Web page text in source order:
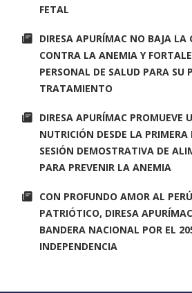
FETAL
DIRESA APURÍMAC NO BAJA LA
CONTRA LA ANEMIA Y
PERSONAL DE SALUD PARA SU
TRATAMIENTO
DIRESA APURÍMAC PROMUEVE
NUTRICIÓN DESDE LA
SESIÓN DEMOSTRATIVA DE
PARA PREVENIR LA ANEMIA
CON PROFUNDO AMOR AL
PATRIÓTICO, DIRESA
BANDERA NACIONAL POR EL
INDEPENDENCIA